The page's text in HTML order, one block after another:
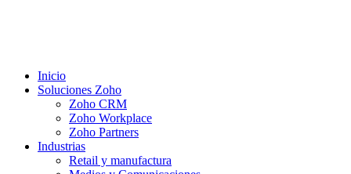
Inicio
Soluciones Zoho
Zoho CRM
Zoho Workplace
Zoho Partners
Industrias
Retail y manufactura